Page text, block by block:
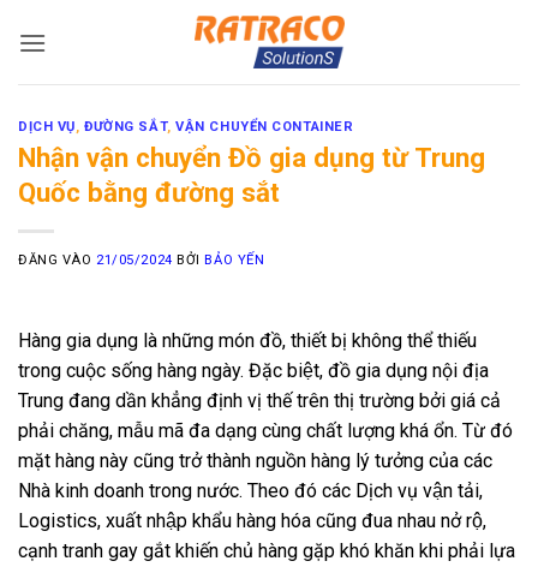
qua
DỊCH VỤ,ĐƯỜNG SẮT,VẬN CHUYỂN CONTAINER
Nhận vận chuyển Đồ gia dụng từ Trung
Quốc bằng đường sắt
ĐĂNG VÀO 21/05/2024 BỞIBẢO YẾN
Hàng gia dụng là những món đồ, thiết bị không thể thiếu
trong cuộc sống hàng ngày. Đặc biệt, đồ gia dụng nội địa
Trung đang dần khẳng định vị thế trên thị trường bởi giá cả
phải chăng, mẫu mã đa dạng cùng chất lượng khá ổn. Từ đó
mặt hàng này cũng trở thành nguồn hàng lý tưởng của các
Nhà kinh doanh trong nước. Theo đó các Dịch vụ vận tải,
Logistics, xuất nhập khẩu hàng hóa cũng đua nhau nở rộ,
cạnh tranh gay gắt khiến chủ hàng gặp khó khăn khi phải lựa